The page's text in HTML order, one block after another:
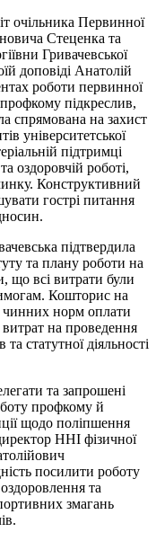
очільника Первинної
Стеценка та
Гривачевської
доповіді Анатолій
роботи первинної
профкому підкреслив,
спрямована на захист
університетської
підтримці
оздоровчій роботі,
Конструктивний
гострі питання
підтвердила
та плану роботи на
що всі витрати були
Кошторис на
чинних норм оплати
на проведення
статутної діяльності
та запрошені
профкому й
щодо поліпшення
ННІ фізичної
посилити роботу
та
змагань